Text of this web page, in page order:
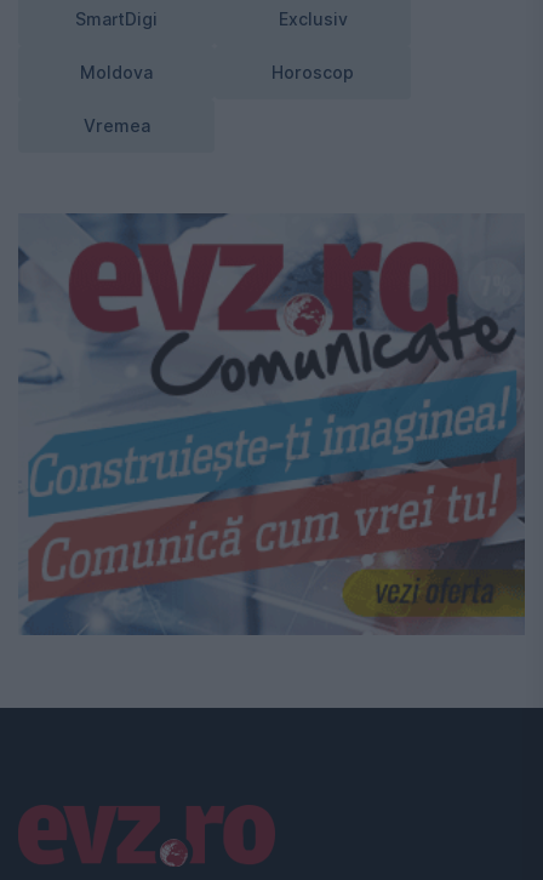
SmartDigi Exclusiv
Moldova Horoscop
Vremea
Linkuri utile